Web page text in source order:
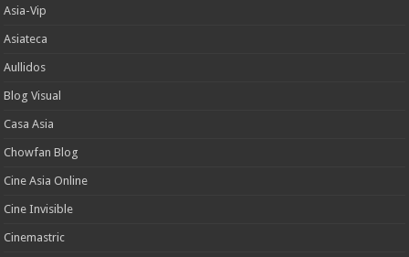
Asia-Vip
Asiateca
Aullidos
Blog Visual
Casa Asia
Chowfan Blog
Cine Asia Online
Cine Invisible
Cinemastric